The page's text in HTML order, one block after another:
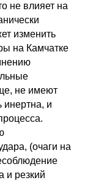
не влияет на
изменить
на Камчатке
не имеют
инертна, и
(очаги на
и резкий